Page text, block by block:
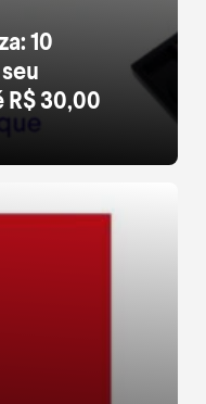
10
30,00
de beleza
a mais cara